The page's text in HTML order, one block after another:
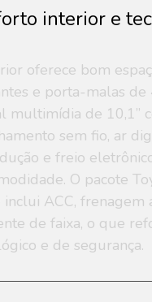
interior e
oferece bom
e porta-malas
multimídia de 10,1”
sem fio, ar
e freio
O pacote
inclui ACC, frenagem
de faixa, o que
e de segurança.